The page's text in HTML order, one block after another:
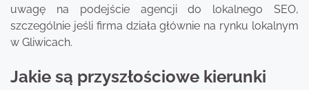
uwagę na podejście agencji do lokalnego SEO,
szczególnie jeśli firma działa głównie na rynku lokalnym
w Gliwicach.
Jakie są przyszłościowe kierunki